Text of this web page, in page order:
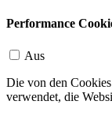
Performance
Aus
Die von den
verwendet, die